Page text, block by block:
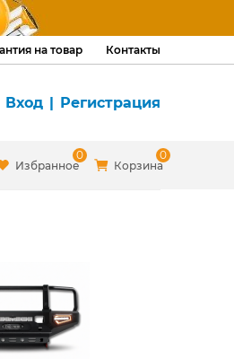
на товар Контакты
Вход | Регистрация
Избранное
0
Корзина
0